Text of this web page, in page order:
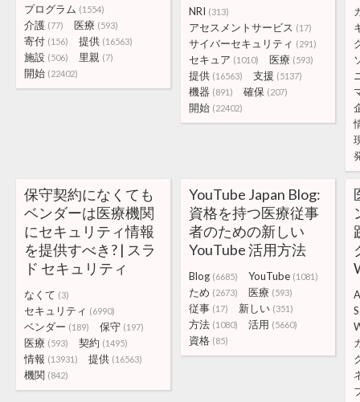
プログラム (1554)
介護 (77) 医療 (593)
寄付 (156) 提供 (16563)
施設 (506) 里親 (7)
開始 (22402)
NRI (313)
アセスメントサービス (17)
サイバーセキュリティ (291)
セキュア (1010) 医療 (593)
提供 (16563) 支援 (5137)
機器 (891) 確保 (207)
開始 (22402)
保守契約になくても
ベンダーは医療機関
にセキュリティ情報
を提供すべき? | スラ
ド セキュリティ
なくて (3)
セキュリティ (6990)
ベンダー (189) 保守 (197)
医療 (593) 契約 (1495)
情報 (13931) 提供 (16563)
機関 (842)
YouTube Japan Blog:
資格を持つ医療従事
者のための新しい
YouTube 活用方法
Blog (6685) YouTube (1081)
ため (2673) 医療 (593)
従事 (17) 新しい (351)
方法 (1080) 活用 (5660)
資格 (85)